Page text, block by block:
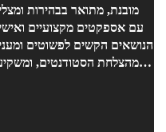
מובנת, מתואר בבהירות
עם אספקטים מקצועיים
מהצלחת הסטודנטים,